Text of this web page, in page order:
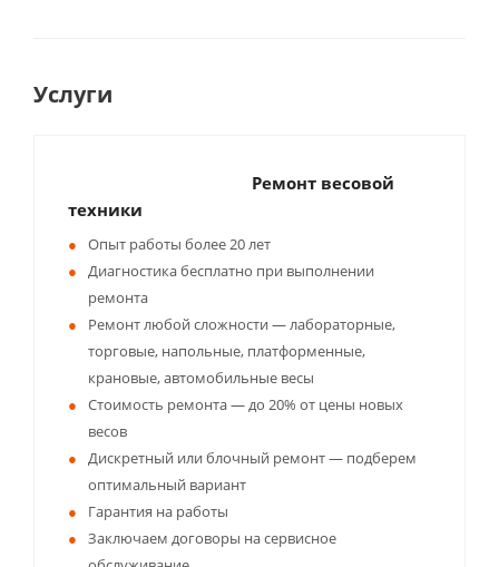
Услуги
Ремонт весовой
техники
Опыт работы более 20 лет
Диагностика бесплатно при выполнении
ремонта
Ремонт любой сложности — лабораторные,
торговые, напольные, платформенные,
крановые, автомобильные весы
Стоимость ремонта — до 20% от цены новых
весов
Дискретный или блочный ремонт — подберем
оптимальный вариант
Гарантия на работы
Заключаем договоры на сервисное